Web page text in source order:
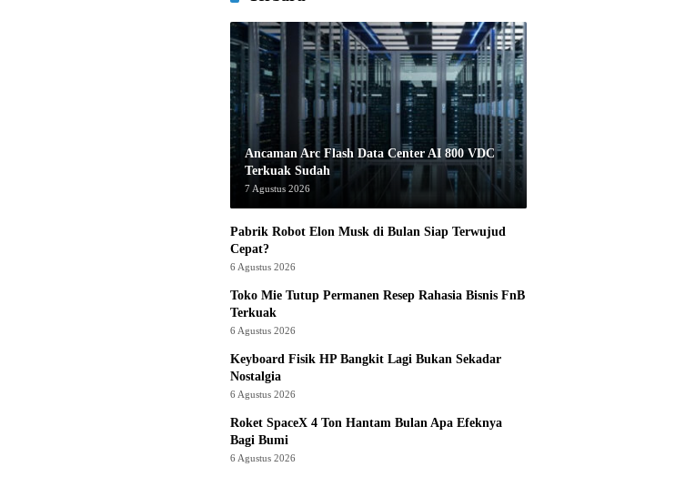
Ancaman Arc Flash Data Center AI 800 VDC
Terkuak Sudah
7 Agustus 2026
Pabrik Robot Elon Musk di Bulan Siap Terwujud
Cepat?
6 Agustus 2026
Toko Mie Tutup Permanen Resep Rahasia Bisnis FnB
Terkuak
6 Agustus 2026
Keyboard Fisik HP Bangkit Lagi Bukan Sekadar
Nostalgia
6 Agustus 2026
Roket SpaceX 4 Ton Hantam Bulan Apa Efeknya
Bagi Bumi
6 Agustus 2026